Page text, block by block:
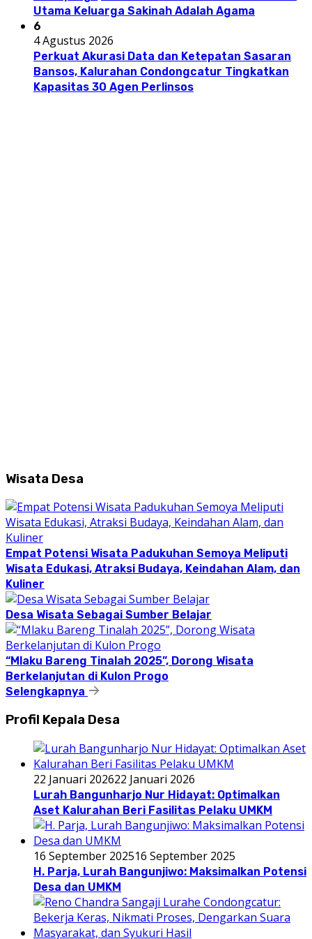
Utama Keluarga Sakinah Adalah Agama
6
4 Agustus 2026
Perkuat Akurasi Data dan Ketepatan Sasaran
Bansos, Kalurahan Condongcatur Tingkatkan
Kapasitas 30 Agen Perlinsos
Wisata Desa
Empat Potensi Wisata Padukuhan Semoya Meliputi
Wisata Edukasi, Atraksi Budaya, Keindahan Alam, dan
Kuliner
Desa Wisata Sebagai Sumber Belajar
“Mlaku Bareng Tinalah 2025”, Dorong Wisata
Berkelanjutan di Kulon Progo
Selengkapnya
Profil Kepala Desa
22 Januari 202622 Januari 2026
Lurah Bangunharjo Nur Hidayat: Optimalkan
Aset Kalurahan Beri Fasilitas Pelaku UMKM
16 September 202516 September 2025
H. Parja, Lurah Bangunjiwo: Maksimalkan Potensi
Desa dan UMKM